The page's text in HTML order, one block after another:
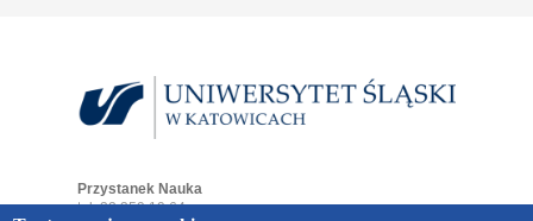
Przystanek Nauka
tel. 32 359 19 64